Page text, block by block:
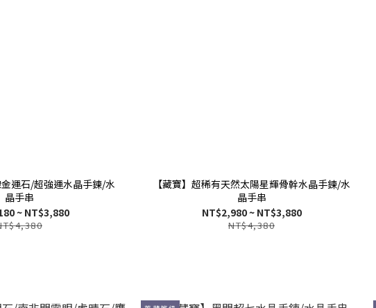
運石/超強運水晶手鍊/水
晶手串
~ NT$3,880
【藏寶】超稀有天然太陽星輝骨幹水晶手鍊/水
晶手串
NT$2,980 ~ NT$3,880
NT$4,380